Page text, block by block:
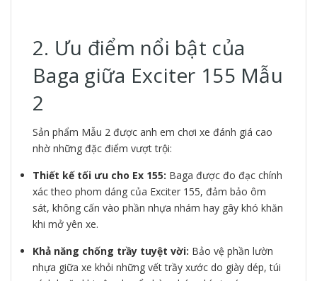
2. Ưu điểm nổi bật của
Baga giữa Exciter 155 Mẫu
2
Sản phẩm Mẫu 2 được anh em chơi xe đánh giá cao
nhờ những đặc điểm vượt trội:
Thiết kế tối ưu cho Ex 155: Baga được đo đạc chính
xác theo phom dáng của Exciter 155, đảm bảo ôm
sát, không cấn vào phần nhựa nhám hay gây khó khăn
khi mở yên xe.
Khả năng chống trầy tuyệt vời: Bảo vệ phần lườn
nhựa giữa xe khỏi những vết trầy xước do giày dép, túi